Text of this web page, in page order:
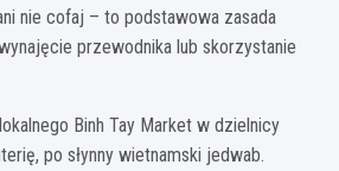
nie cofaj – to podstawowa zasada
przewodnika lub skorzystanie
Binh Tay Market w dzielnicy
po słynny wietnamski jedwab.